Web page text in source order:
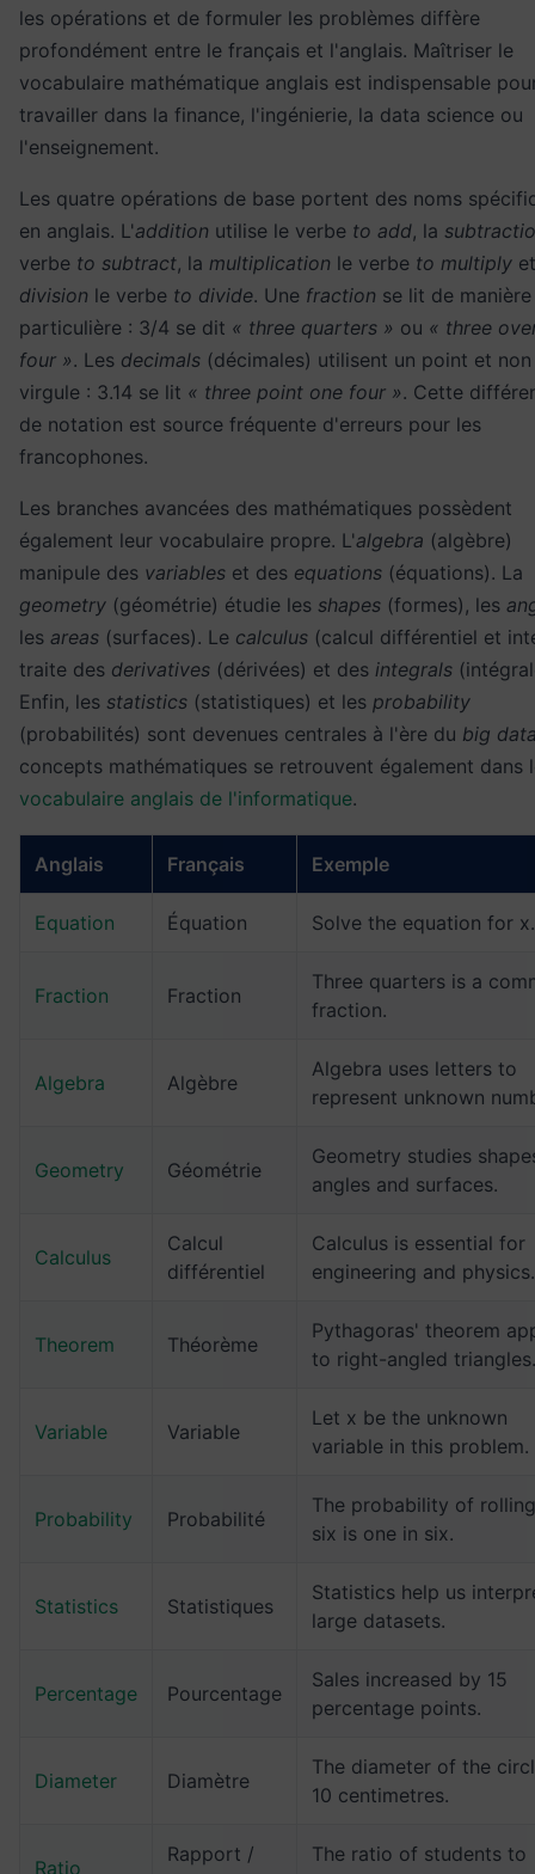
les opérations et de formuler les problèmes diffère
profondément entre le français et l'anglais. Maîtriser le
vocabulaire mathématique anglais est indispensable
travailler dans la finance, l'ingénierie, la data science ou
l'enseignement.
Les quatre opérations de base portent des noms
en anglais. L'addition utilise le verbe to add, la
verbe to subtract, la multiplication le verbe to multiply
division le verbe to divide. Une fraction se lit de manière
particulière : 3/4 se dit « three quarters » ou « three
four ». Les decimals (décimales) utilisent un point et non
virgule : 3.14 se lit « three point one four ». Cette
de notation est source fréquente d'erreurs pour les
francophones.
Les branches avancées des mathématiques possèdent
également leur vocabulaire propre. L'algebra (algèbre)
manipule des variables et des equations (équations). La
geometry (géométrie) étudie les shapes (formes), les
les areas (surfaces). Le calculus (calcul différentiel et
traite des derivatives (dérivées) et des integrals
Enfin, les statistics (statistiques) et les probability
(probabilités) sont devenues centrales à l'ère du big
concepts mathématiques se retrouvent également dans
vocabulaire anglais de l'informatique.
Anglais Français Exemple
Equation Équation Solve the equation for x.
Fraction Fraction
Three quarters is a
fraction.
Algebra Algèbre
Algebra uses letters to
represent unknown
Geometry Géométrie
Geometry studies
angles and surfaces.
Calculus
Calcul
différentiel
Calculus is essential for
engineering and physics.
Theorem Théorème
Pythagoras' theorem
to right-angled triangles.
Variable Variable
Let x be the unknown
variable in this problem.
Probability Probabilité
The probability of
six is one in six.
Statistics Statistiques
Statistics help us
large datasets.
Percentage Pourcentage
Sales increased by 15
percentage points.
Diameter Diamètre
The diameter of the
10 centimetres.
Ratio
Rapport /
The ratio of students to